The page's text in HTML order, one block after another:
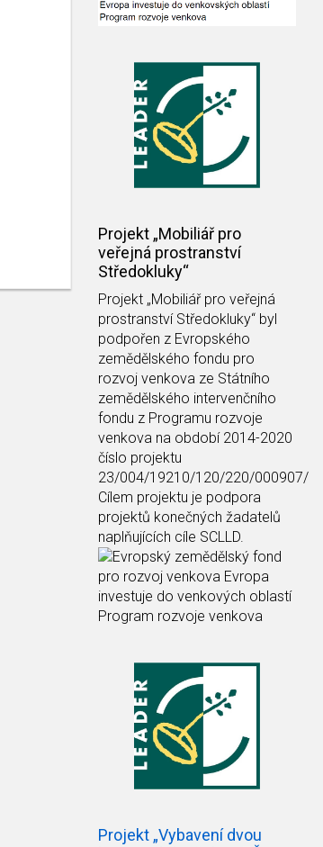
Projekt „Mobiliář pro
veřejná prostranství
Středokluky“
Projekt „Mobiliář pro veřejná
prostranství Středokluky“ byl
podpořen z Evropského
zemědělského fondu pro
rozvoj venkova ze Státního
zemědělského intervenčního
fondu z Programu rozvoje
venkova na období 2014-2020
číslo projektu
23/004/19210/120/220/000907/
Cílem projektu je podpora
projektů konečných žadatelů
naplňujících cíle SCLLD.
Projekt „Vybavení dvou